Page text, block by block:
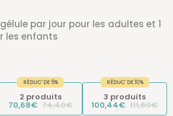
par jour pour les adultes et 1
les enfants
2 produits
70,68€ 74,40€
RÉDUC' DE 5%
3 produits
100,44€ 111,60€
RÉDUC' DE 10%